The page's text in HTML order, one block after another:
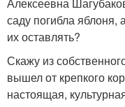
Алексеевна
саду погибла яблоня,
их оставлять?
Скажу из
вышел от крепкого
настоящая,